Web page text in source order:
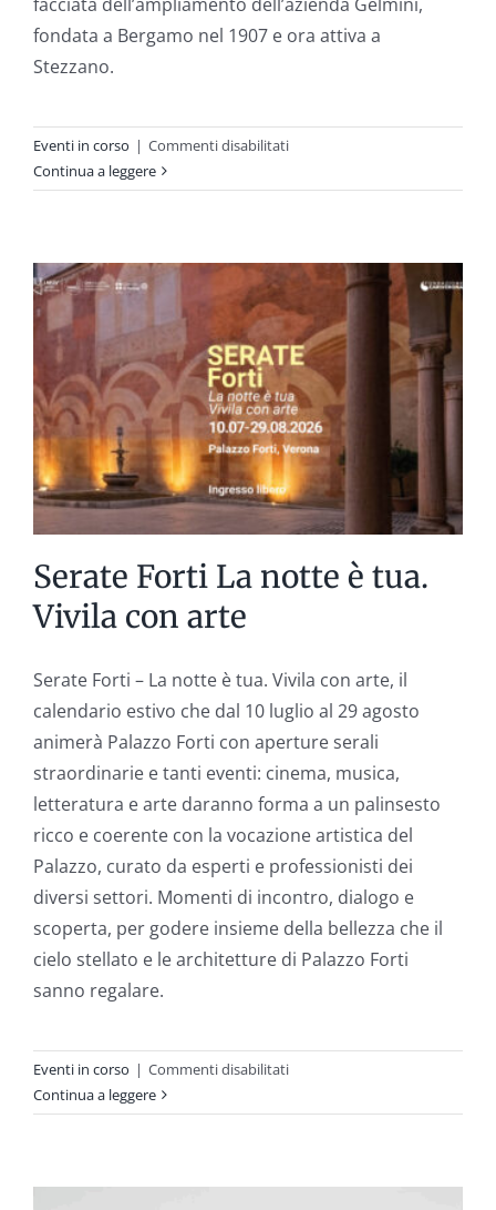
fondata a Bergamo nel 1907 e ora attiva a
Stezzano.
Eventi in corso | Commenti disabilitatisu
Stezzano,
a
l’installazione
luminosa
Shooting
Stars
del
duo
artistico
Antonello
Ghezzi.
Continua a leggere
Serate Forti La notte è tua.
Vivila con arte
Serate Forti – La notte è tua. Vivila con arte, il
calendario estivo che dal 10 luglio al 29 agosto
animerà Palazzo Forti con aperture serali
straordinarie e tanti eventi: cinema, musica,
letteratura e arte daranno forma a un palinsesto
ricco e coerente con la vocazione artistica del
Palazzo, curato da esperti e professionisti dei
diversi settori. Momenti di incontro, dialogo e
scoperta, per godere insieme della bellezza che il
cielo stellato e le architetture di Palazzo Forti
sanno regalare.
Eventi in corso | Commenti disabilitatisu
Forti
Continua a leggere